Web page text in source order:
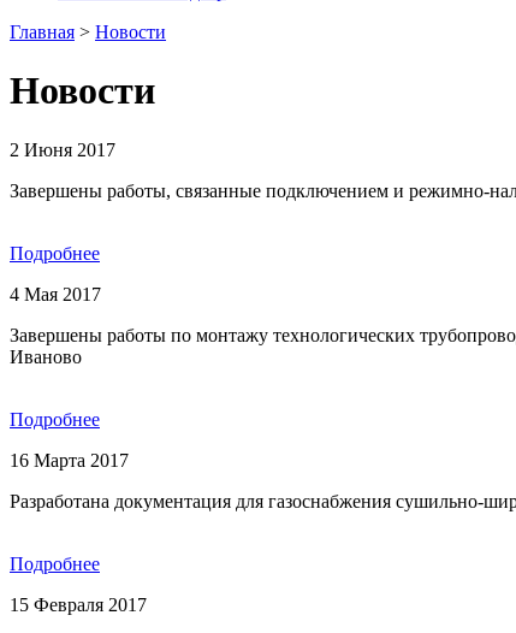
Главная > Новости
Новости
2 Июня 2017
Завершены работы, связанные подключением и режимно-
Подробнее
4 Мая 2017
Завершены работы по монтажу технологических
Иваново
Подробнее
16 Марта 2017
Разработана документация для газоснабжения
Подробнее
15 Февраля 2017